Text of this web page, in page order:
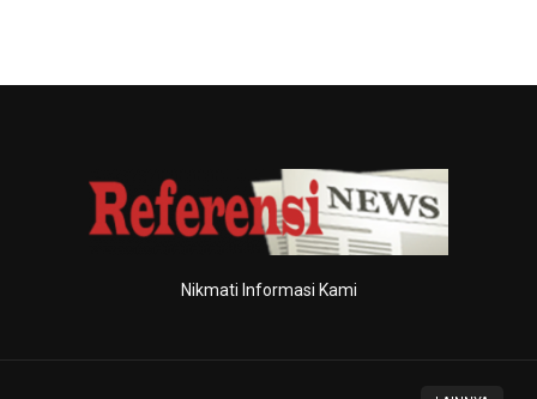
Nikmati Informasi Kami